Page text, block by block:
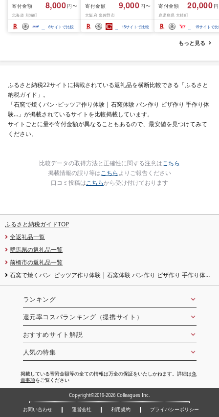
ふるさと わけあり ホタ
テ貝柱 貝 人気 不揃い 刺
身 規格外 魚介 ランキン
グ 海鮮 冷凍 発送時期が
寄付金額
8,000 円〜
北海道 別海町
6サイトで比較
結 下処理不要 サイズ不
揃い 訳あり
寄付金額
9,000 円〜
大阪府 泉佐野市
15サイトで比較
寄付金額
20,000
鹿児島県 大崎町
15サイトで
もっと見る
ふるさと納税22サイトに掲載されている返礼品を横断比較できる「ふるさと
納税ガイド」。
「石窯で焼くパン･ピッツア作り体験 | 石窯体験 パン作り ピザ作り 手作り体
験…」が掲載されているサイトを比較掲載しています。
サイトごとに量や寄付金額が異なることもあるので、最安値を見つけてみて
ください。
比較データの取得方法と正確性に関する注意はこちら
掲載情報の誤り等はこちらよりご報告ください
口コミ投稿はこちらから受け付けております
ふるさと納税ガイドTOP
全返礼品一覧
群馬県の返礼品一覧
前橋市の返礼品一覧
石窯で焼くパン･ピッツア作り体験 | 石窯体験 パン作り ピザ作り 手作り体験
ランキング
還元率コスパランキング（提携サイト）
おすすめサイト解説
人気の特集
掲載している寄附金額等の全ての情報は万全の保証をいたしかねます。詳細は免
責事項をご覧ください
Copyright©2019-2026 Colleagues Inc.
お問い合わせ 運営会社 利用規約 プライバシーポリシー